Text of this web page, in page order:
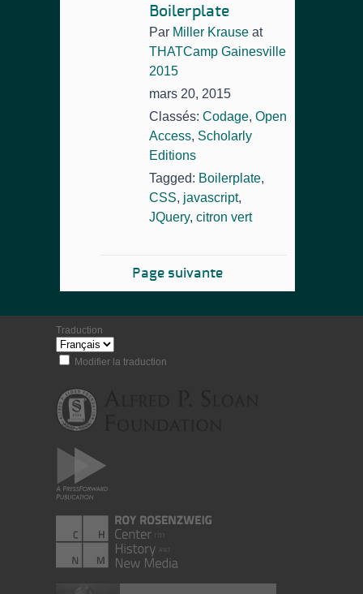
Boilerplate
Par Miller Krause at
THATCamp Gainesville
2015
mars 20, 2015
Classés: Codage, Open
Access, Scholarly
Editions
Tagged: Boilerplate,
CSS, javascript,
JQuery, citron vert
Page suivante
Traduction
Modifier la traduction